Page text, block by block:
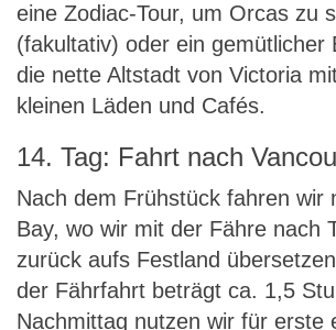
eine Zodiac-Tour, um Orcas zu
(fakultativ) oder ein gemütlicher
die nette Altstadt von Victoria
kleinen Läden und Cafés.
14. Tag: Fahrt nach
Nach dem Frühstück fahren wir
Bay, wo wir mit der Fähre nach
zurück aufs Festland
der Fährfahrt beträgt ca. 1,5
Nachmittag nutzen wir für erste